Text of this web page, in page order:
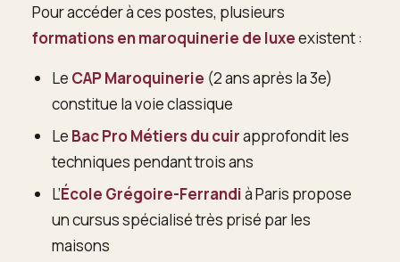
Pour accéder à ces postes, plusieurs
formations en maroquinerie de luxeexistent :
Le CAP Maroquinerie (2 ans après la 3e)
constitue la voie classique
Le Bac Pro Métiers du cuirapprofondit les
techniques pendant trois ans
L’École Grégoire-Ferrandià Paris propose
un cursus spécialisé très prisé par les
maisons